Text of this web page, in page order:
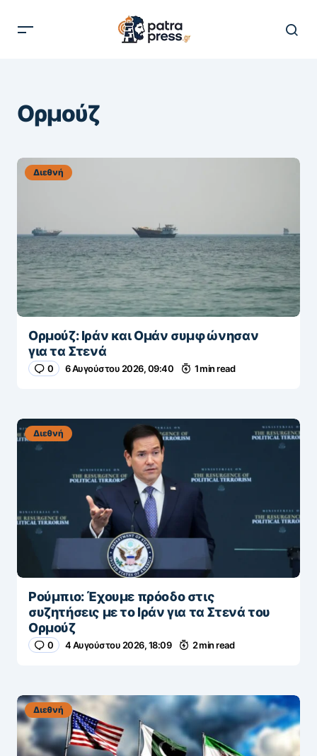
Ορμούζ
Διεθνή
Ορμούζ: Ιράν και Ομάν συμφώνησαν
για τα Στενά
0 6 Αυγούστου 2026, 09:40 1 min read
Διεθνή
Ρούμπιο: Έχουμε πρόοδο στις
συζητήσεις με το Ιράν για τα Στενά του
Ορμούζ
0 4 Αυγούστου 2026, 18:09 2 min read
Διεθνή